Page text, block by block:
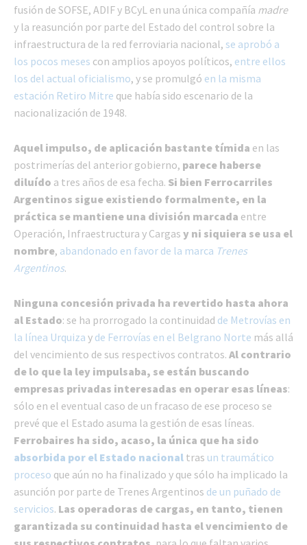
fusión de SOFSE, ADIF y BCyL en una única compañía madre
y la reasunción por parte del Estado del control sobre la
infraestructura de la red ferroviaria nacional, se aprobó a
los pocos meses con amplios apoyos políticos, entre ellos
los del actual oficialismo, y se promulgó en la misma
estación Retiro Mitre que había sido escenario de la
nacionalización de 1948.
Aquel impulso, de aplicación bastante tímida en las
postrimerías del anterior gobierno, parece haberse
diluído a tres años de esa fecha. Si bien Ferrocarriles
Argentinos sigue existiendo formalmente, en la
práctica se mantiene una división marcada entre
Operación, Infraestructura y Cargas y ni siquiera se usa el
nombre, abandonado en favor de la marca Trenes
Argentinos.
Ninguna concesión privada ha revertido hasta ahora
al Estado: se ha prorrogado la continuidad de Metrovías en
la línea Urquiza y de Ferrovías en el Belgrano Norte más allá
del vencimiento de sus respectivos contratos. Al contrario
de lo que la ley impulsaba, se están buscando
empresas privadas interesadas en operar esas líneas:
sólo en el eventual caso de un fracaso de ese proceso se
prevé que el Estado asuma la gestión de esas líneas.
Ferrobaires ha sido, acaso, la única que ha sido
absorbida por el Estado nacional tras un traumático
proceso que aún no ha finalizado y que sólo ha implicado la
asunción por parte de Trenes Argentinos de un puñado de
servicios. Las operadoras de cargas, en tanto, tienen
garantizada su continuidad hasta el vencimiento de